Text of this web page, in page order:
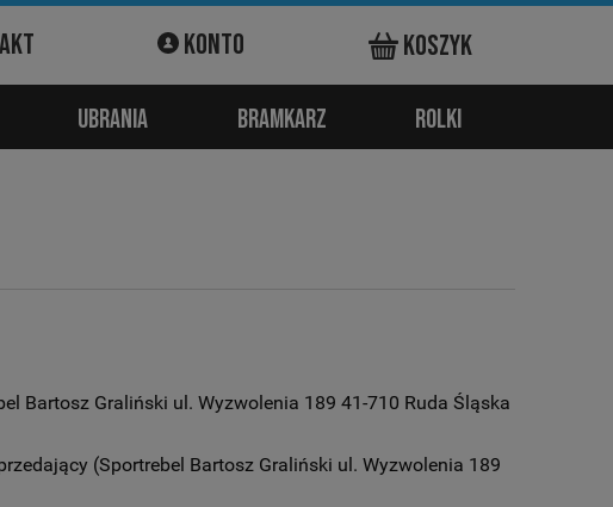
Konto Koszyk
Ubrania Bramkarz Rolki
Bartosz Graliński ul. Wyzwolenia 189 41-710 Ruda Śląska
(Sportrebel Bartosz Graliński ul. Wyzwolenia 189